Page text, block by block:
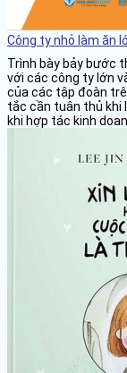
Công ty nhỏ làm ăn
Trình bày bảy bước
với các công ty lớn
của các tập đoàn
tắc cần tuân thủ khi
khi hợp tác kinh